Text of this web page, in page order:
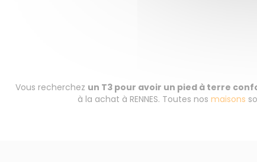
Vous recherchez un T3 pour avoir un pied à terre
à la achat à RENNES. Toutes nos maisons